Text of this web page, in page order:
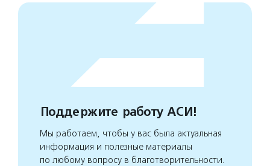
Поддержите работу АСИ!
Мы работаем, чтобы у вас была актуальная
информация и полезные материалы
по любому вопросу в благотворительности.